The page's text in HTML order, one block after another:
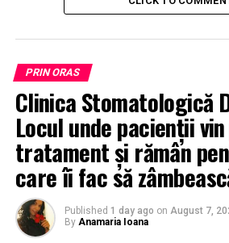
PRIN ORAS
Clinica Stomatologică
Locul unde pacienții
tratament și rămân
care îi fac să
Published 1 day ago on August 7,
By Anamaria Ioana